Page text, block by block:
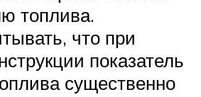
топлива.
что при
показатель
существенно